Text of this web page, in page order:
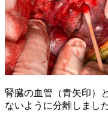
腎臓の血管（青矢印）
ないように分離しました